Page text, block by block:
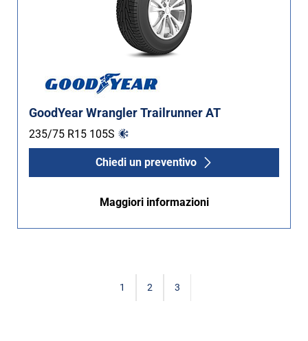
GoodYear Wrangler Trailrunner AT
235/75 R15 105S
Chiedi un preventivo
Maggiori informazioni
1 2 3